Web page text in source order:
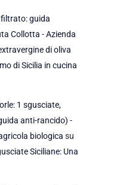
guida
Collotta - Azienda
di oliva
di Sicilia in cucina
1 sgusciate,
anti-rancido) -
biologica su
Siciliane: Una